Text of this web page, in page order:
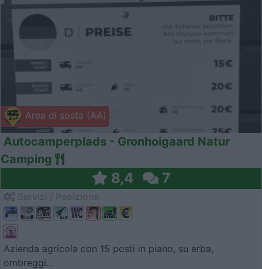
Area di sosta (AA)
Autocamperplads - Gronhoigaard Natur
Camping
8,4 7
Azienda agricola con 15 posti in piano, su erba,
ombreggi...